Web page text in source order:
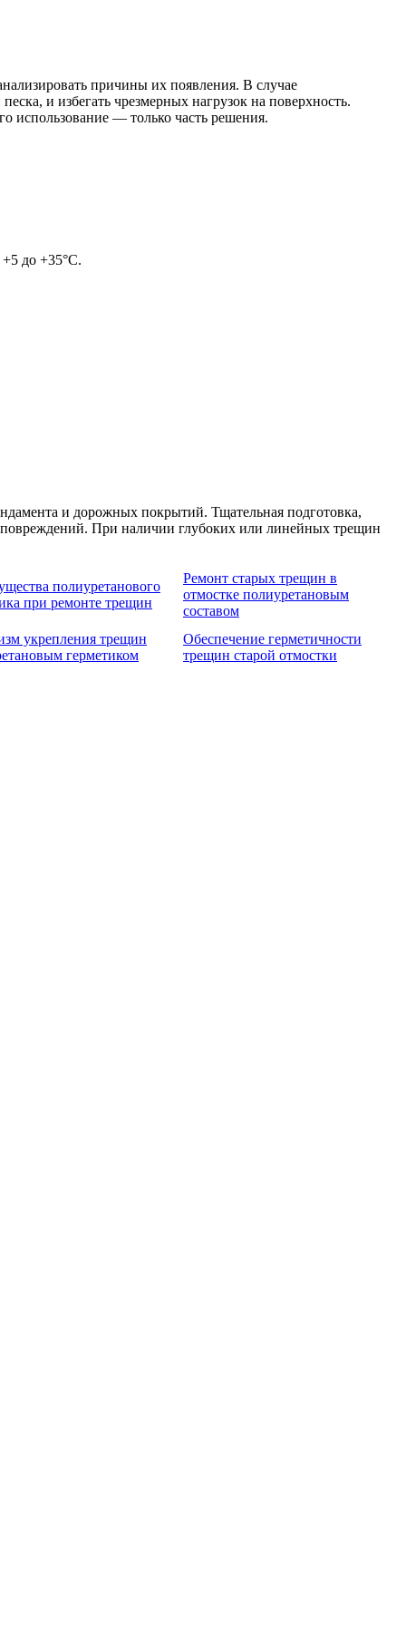
причины их появления. В случае
и избегать чрезмерных нагрузок на поверхность.
использование — только часть решения.
до +35°C.
и дорожных покрытий. Тщательная подготовка,
повреждений. При наличии глубоких или линейных трещин
полиуретанового
при ремонте трещин
Ремонт старых трещин в
отмостке полиуретановым
составом
укрепления трещин
герметиком
Обеспечение герметичности
трещин старой отмостки